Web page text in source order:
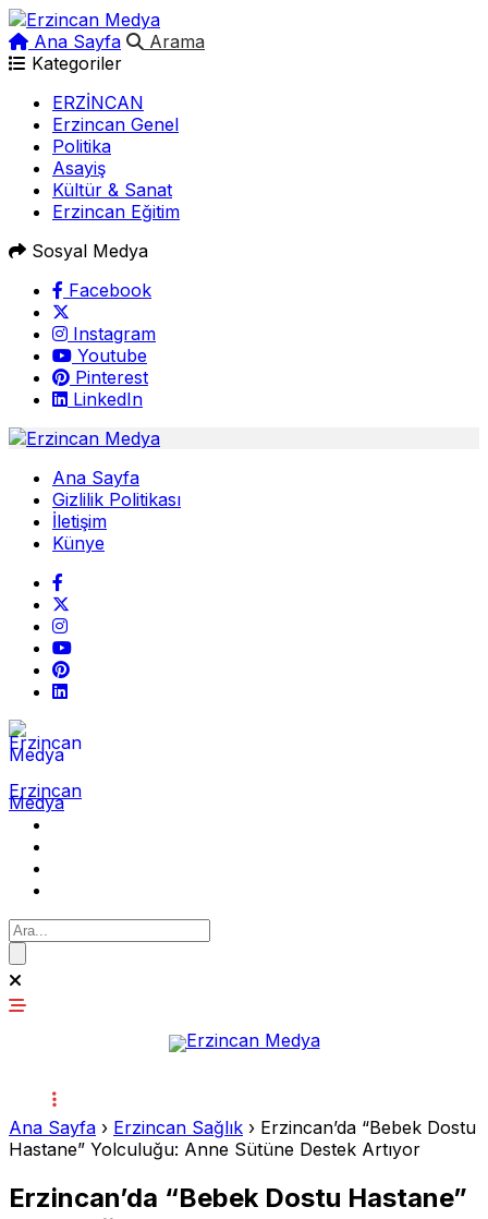
Ana Sayfa
Arama
Kategoriler
ERZİNCAN
Erzincan Genel
Politika
Asayiş
Kültür & Sanat
Erzincan Eğitim
Sosyal Medya
Facebook
Instagram
Youtube
Pinterest
LinkedIn
Ana Sayfa
Gizlilik Politikası
İletişim
Künye
Erzincan
Medya
Ana Sayfa › Erzincan Sağlık › Erzincan’da “Bebek Dostu
Hastane” Yolculuğu: Anne Sütüne Destek Artıyor
Erzincan’da “Bebek Dostu Hastane”